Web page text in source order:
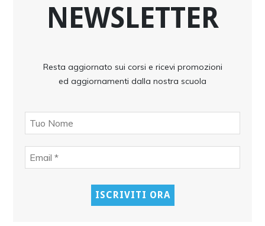
NEWSLETTER
Resta aggiornato sui corsi e ricevi promozioni
ed aggiornamenti dalla nostra scuola